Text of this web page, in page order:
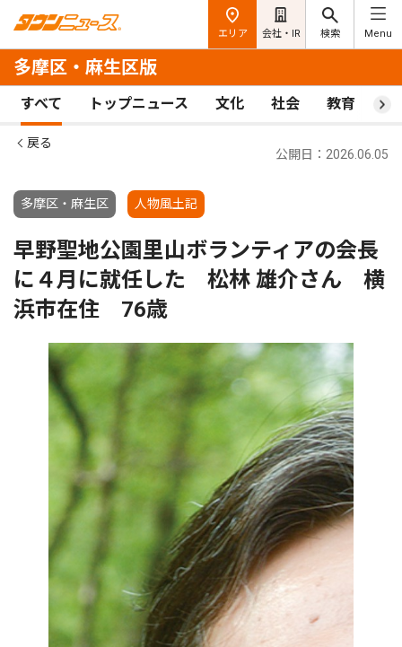
エリア 会社・IR 検索 Menu
多摩区・麻生区版
すべて トップニュース 文化 社会 教育 ス
戻る
多摩区・麻生区 人物風土記
公開日：2026.06.05
早野聖地公園里山ボランティアの会長
に４月に就任した 松林 雄介さん 横
浜市在住 76歳